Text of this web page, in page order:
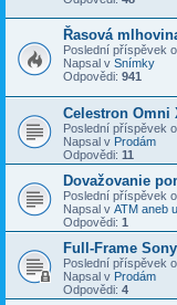
Řasová
Poslední příspěvek
Napsal v Snímky
Odpovědi: 941
Celestron Omni
Poslední příspěvek
Napsal v Prodám
Odpovědi: 11
Dovažovanie
Poslední příspěvek
Napsal v ATM aneb
Odpovědi: 1
Full-Frame
Poslední příspěvek
Napsal v Prodám
Odpovědi: 4